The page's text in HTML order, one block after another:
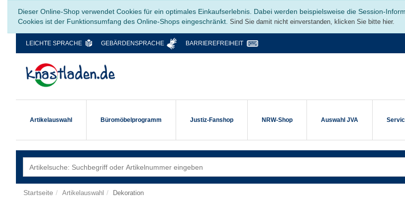
Dieser Online-Shop verwendet Cookies für ein optimales Einkaufserlebnis. Dabei werden beispielsweise die Session-
Cookies ist der Funktionsumfang des Online-Shops eingeschränkt. Sind Sie damit nicht einverstanden, klicken Sie bitte hier.
LEICHTE SPRACHE GEBÄRDENSPRACHE BARRIEREFREIHEIT
Artikelauswahl Büromöbelprogramm Justiz-Fanshop NRW-Shop Auswahl JVA
Startseite Artikelauswahl Dekoration